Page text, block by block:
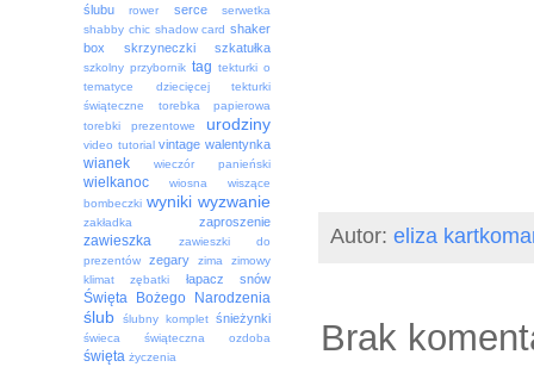
Autor: eliza
Brak
ślubu
rower serce
serwetka
shabby chic shadow card shaker
box
skrzyneczki szkatułka
szkolny przybornik tag tekturki o
tematyce dziecięcej
tekturki
świąteczne
torebka papierowa
torebki prezentowe
urodziny
video tutorial vintage walentynka
wianek wieczór panieński
wielkanoc wiosna
wiszące
bombeczki wyniki wyzwanie
zakładka zaproszenie
zawieszka
zawieszki do
prezentów
zegary zima
zimowy
klimat
zębatki łapacz snów
Święta Bożego Narodzenia
ślub ślubny komplet śnieżynki
świeca świąteczna ozdoba
święta życzenia